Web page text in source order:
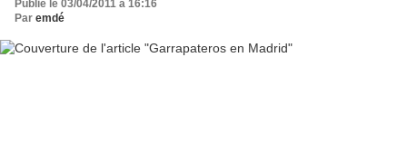
Publié le 03/04/2011 à 16:16
Par emdé